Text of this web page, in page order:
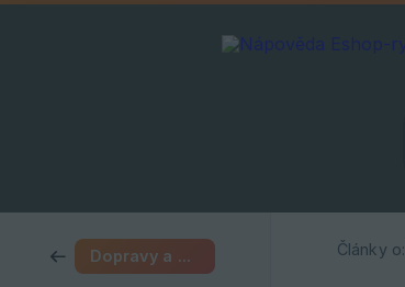
Dopravy a platby Články o: